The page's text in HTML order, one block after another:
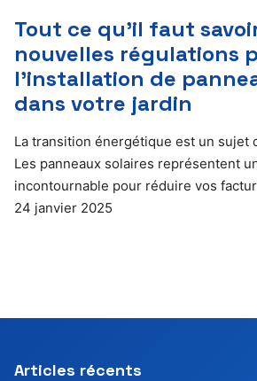
Tout ce qu’il faut
nouvelles régulations
l’installation de
dans votre jardin
La transition énergétique est un sujet
Les panneaux solaires représentent
incontournable pour réduire vos
24 janvier 2025
Articles récents